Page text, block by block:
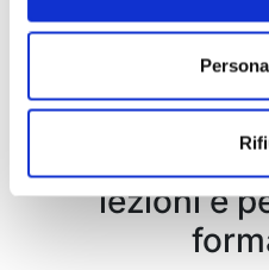
Corso
casi
Modulabile
lezioni e